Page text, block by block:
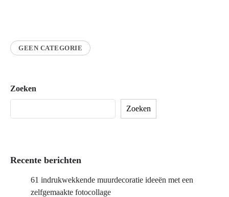
GEEN CATEGORIE
Zoeken
Zoeken
Recente berichten
61 indrukwekkende muurdecoratie ideeën met een
zelfgemaakte fotocollage